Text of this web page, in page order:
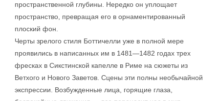
пространственной глубины. Нередко он уплощает
пространство, превращая его в орнаментированный
плоский фон.
Черты зрелого стиля Боттичелли уже в полной мере
проявились в написанных им в 1481—1482 годах трех
фресках в Сикстинской капелле в Риме на сюжеты из
Ветхого и Нового Заветов. Сцены эти полны необычайной
экспрессии. Возбужденные лица, горящие глаза,